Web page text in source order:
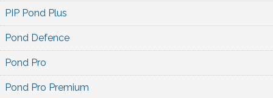
PIP Pond Plus
Pond Defence
Pond Pro
Pond Pro Premium